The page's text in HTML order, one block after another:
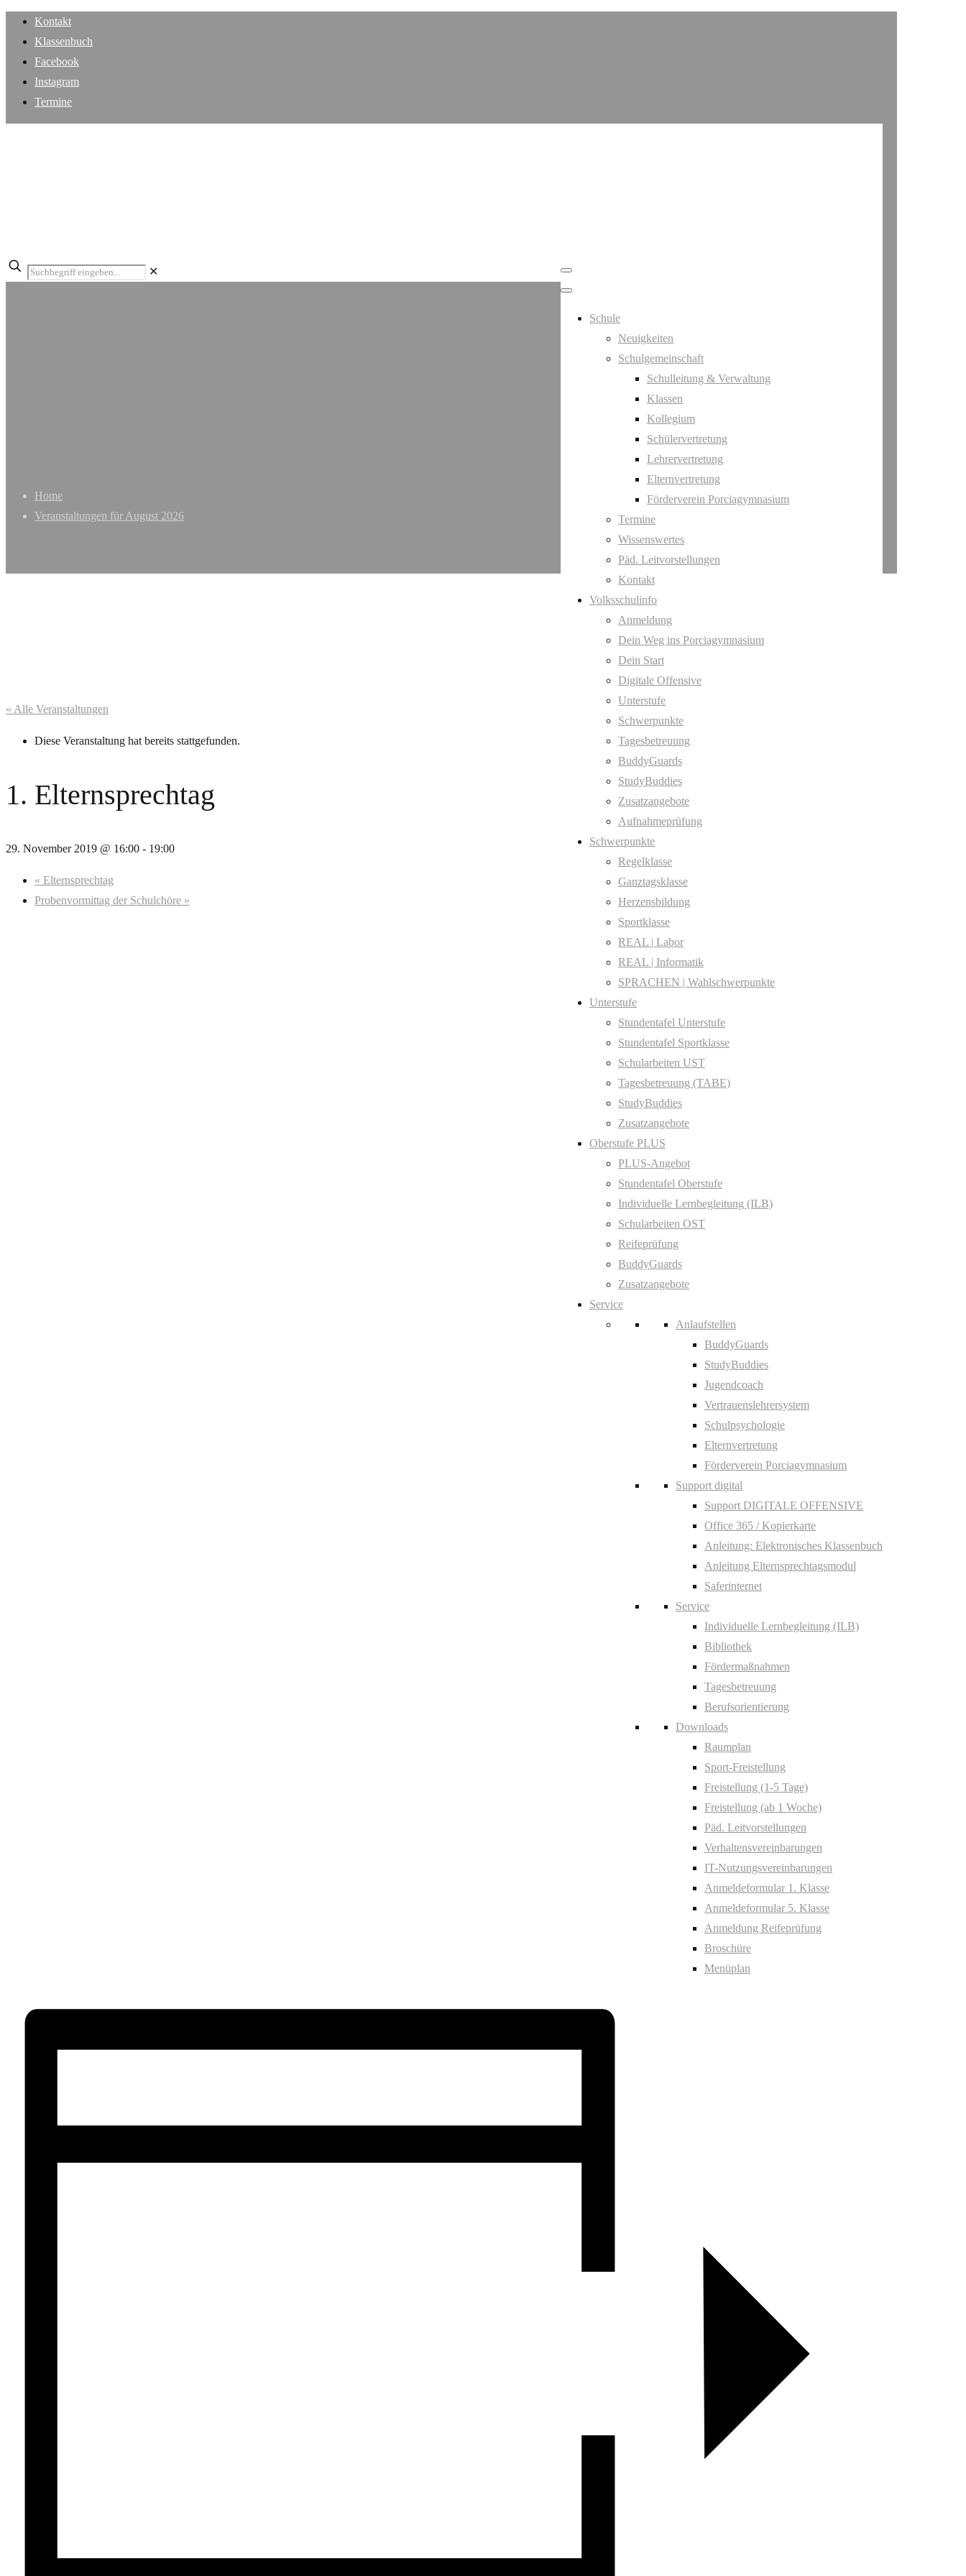
Kontakt
Klassenbuch
Facebook
Instagram
Termine
Schule
Neuigkeiten
Schulgemeinschaft
Schulleitung & Verwaltung
Klassen
Kollegium
Schülervertretung
Lehrervertretung
Elternvertretung
Förderverein Porciagymnasium
Termine
Wissenswertes
Päd. Leitvorstellungen
Kontakt
Volksschulinfo
Anmeldung
Dein Weg ins Porciagymnasium
Dein Start
Digitale Offensive
Unterstufe
Schwerpunkte
Tagesbetreuung
BuddyGuards
StudyBuddies
Zusatzangebote
Aufnahmeprüfung
Schwerpunkte
Regelklasse
Ganztagsklasse
Herzensbildung
Sportklasse
REAL | Labor
REAL | Informatik
SPRACHEN | Wahlschwerpunkte
Unterstufe
Stundentafel Unterstufe
Stundentafel Sportklasse
Schularbeiten UST
Tagesbetreuung (TABE)
StudyBuddies
Zusatzangebote
Oberstufe PLUS
PLUS-Angebot
Stundentafel Oberstufe
Individuelle Lernbegleitung (ILB)
Schularbeiten OST
Reifeprüfung
BuddyGuards
Zusatzangebote
Service
Anlaufstellen
BuddyGuards
StudyBuddies
Jugendcoach
Vertrauenslehrersystem
Schulpsychologie
Elternvertretung
Förderverein Porciagymnasium
Support digital
Support DIGITALE OFFENSIVE
Office 365 / Kopierkarte
Anleitung: Elektronisches Klassenbuch
Anleitung Elternsprechtagsmodul
Saferinternet
Service
Individuelle Lernbegleitung (ILB)
Bibliothek
Fördermaßnahmen
Tagesbetreuung
Berufsorientierung
Downloads
Raumplan
Sport-Freistellung
Freistellung (1-5 Tage)
Freistellung (ab 1 Woche)
Päd. Leitvorstellungen
Verhaltensvereinbarungen
IT-Nutzungsvereinbarungen
Anmeldeformular 1. Klasse
Anmeldeformular 5. Klasse
Anmeldung Reifeprüfung
Broschüre
Menüplan
✕
Home
Veranstaltungen für August 2026
« Alle Veranstaltungen
Diese Veranstaltung hat bereits stattgefunden.
1. Elternsprechtag
29. November 2019 @ 16:00 - 19:00
« Elternsprechtag
Probenvormittag der Schulchöre »